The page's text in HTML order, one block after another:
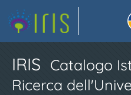
IRIS Catalogo
Ricerca